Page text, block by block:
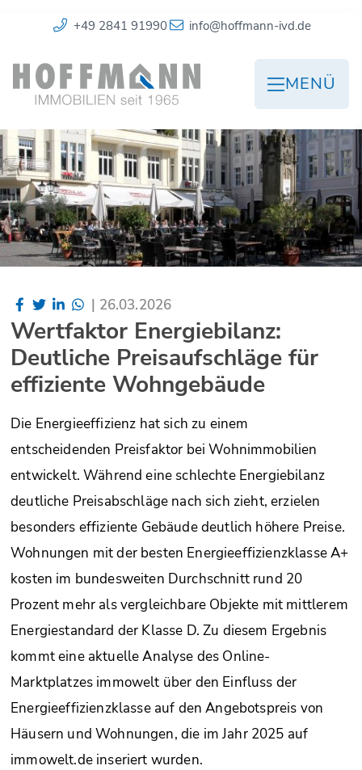
+49 2841 91990 info@hoffmann-ivd.de
MENÜ
| 26.03.2026
Wertfaktor Energiebilanz:
Deutliche Preisaufschläge für
effiziente Wohngebäude
Die Energieeffizienz hat sich zu einem
entscheidenden Preisfaktor bei Wohnimmobilien
entwickelt. Während eine schlechte Energiebilanz
deutliche Preisabschläge nach sich zieht, erzielen
besonders effiziente Gebäude deutlich höhere Preise.
Wohnungen mit der besten Energieeffizienzklasse A+
kosten im bundesweiten Durchschnitt rund 20
Prozent mehr als vergleichbare Objekte mit mittlerem
Energiestandard der Klasse D. Zu diesem Ergebnis
kommt eine aktuelle Analyse des Online-
Marktplatzes immowelt über den Einfluss der
Energieeffizienzklasse auf den Angebotspreis von
Häusern und Wohnungen, die im Jahr 2025 auf
immowelt.de inseriert wurden.